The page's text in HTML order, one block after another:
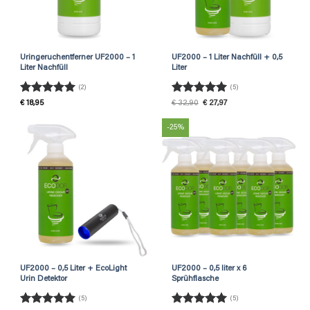
Uringeruchentferner UF2000 – 1
Liter Nachfüll
Rated
(2)
€18,95
UF2000 – 1 Liter Nachfüll + 0,5
Liter
Rated 5
(5)
€32,90 Original
€27,97Current
UF2000 – 0,5 Liter + EcoLight
Urin Detektor
(5)
-25%
UF2000 – 0,5 liter x 6
Sprühflasche
(5)